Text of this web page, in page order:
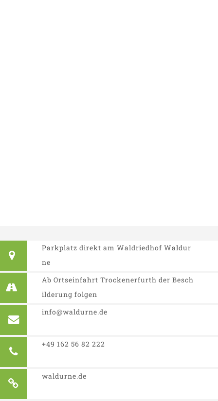
Parkplatz direkt am Waldriedhof Waldur
ne
Ab Ortseinfahrt Trockenerfurth der Besch
ilderung folgen
info@waldurne.de
+49 162 56 82 222
waldurne.de